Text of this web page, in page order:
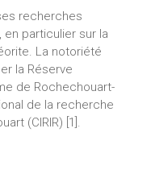
recherches
particulier sur la
La notoriété
la Réserve
de Rochechouart-
de la recherche
(CIRIR) [1].